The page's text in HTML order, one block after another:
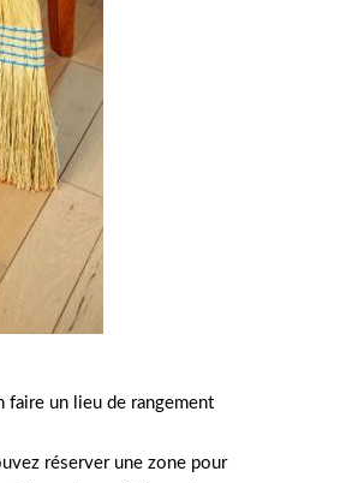
un lieu de rangement
réserver une zone pour